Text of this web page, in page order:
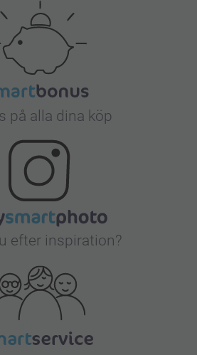
på alla dina köp
efter inspiration?